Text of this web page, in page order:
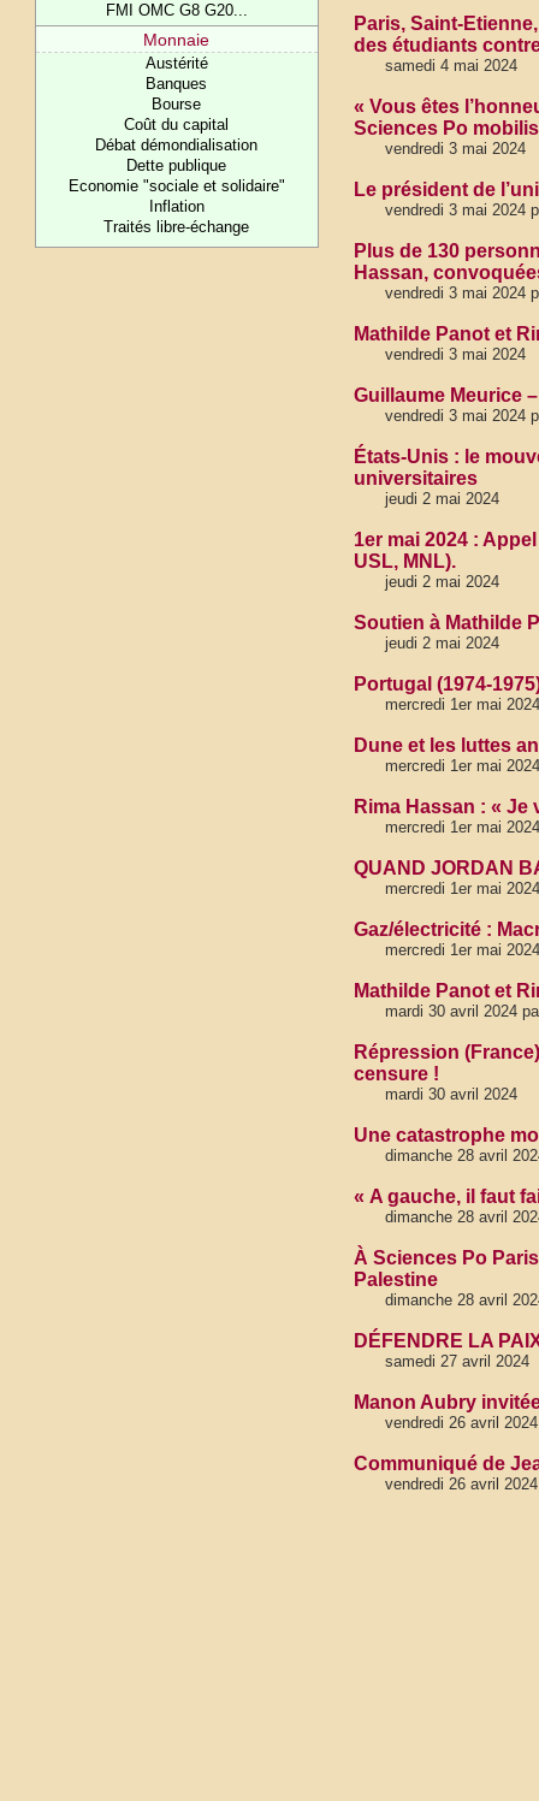
FMI OMC G8 G20...
Monnaie
Austérité
Banques
Bourse
Coût du capital
Débat démondialisation
Dette publique
Economie "sociale et solidaire"
Inflation
Traités libre-échange
Paris, Saint-
des étudiants
samedi 4 mai 2024
« Vous êtes
Sciences Po
vendredi 3 mai 2024
Le président de
vendredi 3 mai 2024
Plus de 130
Hassan,
vendredi 3 mai 2024
Mathilde Panot et
vendredi 3 mai 2024
Guillaume Meurice
vendredi 3 mai 2024
États-Unis : le
universitaires
jeudi 2 mai 2024
1er mai 2024 :
USL, MNL).
jeudi 2 mai 2024
Soutien à Mathilde
jeudi 2 mai 2024
Portugal (1974-
mercredi 1er mai 2024
Dune et les luttes
mercredi 1er mai 2024
Rima Hassan : «
mercredi 1er mai 2024
QUAND JORDAN
mercredi 1er mai 2024
Gaz/électricité :
mercredi 1er mai 2024
Mathilde Panot et
mardi 30 avril 2024
Répression
censure !
mardi 30 avril 2024
Une catastrophe
dimanche 28 avril
« A gauche, il faut
dimanche 28 avril
À Sciences Po
Palestine
dimanche 28 avril
DÉFENDRE LA
samedi 27 avril 2024
Manon Aubry
vendredi 26 avril 2024
Communiqué de
vendredi 26 avril 2024